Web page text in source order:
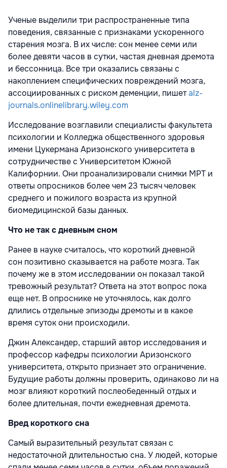
Ученые выделили три распространенные типа
поведения, связанные с признаками ускоренного
старения мозга. В их числе: сон менее семи или
более девяти часов в сутки, частая дневная дремота
и бессонница. Все три оказались связаны с
накоплением специфических повреждений мозга,
ассоциированных с риском деменции, пишетalz-
journals.onlinelibrary.wiley.com
Исследование возглавили специалисты факультета
психологии и Колледжа общественного здоровья
имени Цукермана Аризонского университета в
сотрудничестве с Университетом Южной
Калифорнии. Они проанализировали снимки МРТ и
ответы опросников более чем 23 тысяч человек
среднего и пожилого возраста из крупной
биомедицинской базы данных.
Что не так с дневным сном
Ранее в науке считалось, что короткий дневной
сон позитивно сказывается на работе мозга. Так
почему же в этом исследовании он показал такой
тревожный результат? Ответа на этот вопрос пока
еще нет. В опроснике не уточнялось, как долго
длились отдельные эпизоды дремоты и в какое
время суток они происходили.
Джин Александер, старший автор исследования и
профессор кафедры психологии Аризонского
университета, открыто признает это ограничение.
Будущие работы должны проверить, одинаково ли на
мозг влияют короткий послеобеденный отдых и
более длительная, почти ежедневная дремота.
Вред короткого сна
Самый выразительный результат связан с
недостаточной длительностью сна. У людей, которые